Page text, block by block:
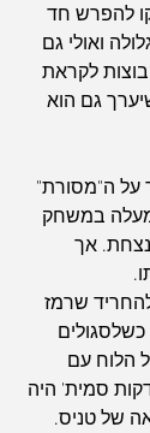
להפרש חד
ואולי גם
לקראת
גם הוא
ושמר על ה"מסורת"
נקודות ומעלה במשחק
אך
שרמז
על הלוח עם
של סמית'. אחרי 5 דקות סמית' היה
4:3 - תוצאה של טניס.